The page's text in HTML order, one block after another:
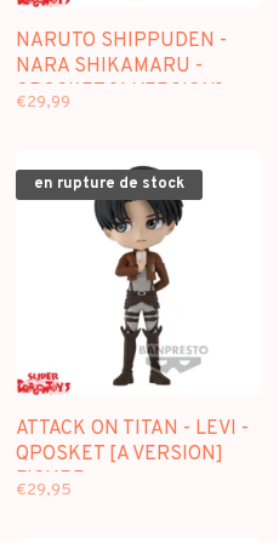
NARUTO SHIPPUDEN -
NARA SHIKAMARU -
QPOSKET [A VERSION]
€29,99
en rupture de stock
ATTACK ON TITAN - LEVI -
QPOSKET [A VERSION]
FIGURE
€29,95